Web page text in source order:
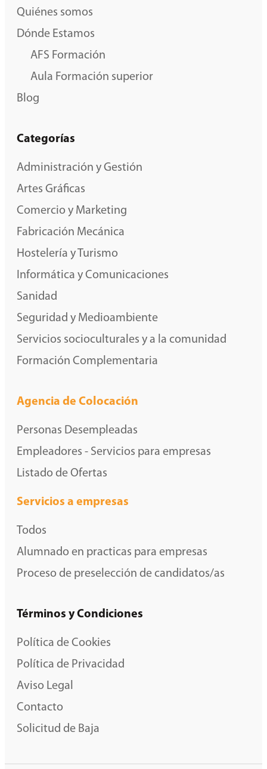
Quiénes somos
Dónde Estamos
AFS Formación
Aula Formación superior
Blog
Categorías
Administración y Gestión
Artes Gráficas
Comercio y Marketing
Fabricación Mecánica
Hostelería y Turismo
Informática y Comunicaciones
Sanidad
Seguridad y Medioambiente
Servicios socioculturales y a la comunidad
Formación Complementaria
Agencia de Colocación
Personas Desempleadas
Empleadores - Servicios para empresas
Listado de Ofertas
Servicios a empresas
Todos
Alumnado en practicas para empresas
Proceso de preselección de candidatos/as
Términos y Condiciones
Política de Cookies
Política de Privacidad
Aviso Legal
Contacto
Solicitud de Baja